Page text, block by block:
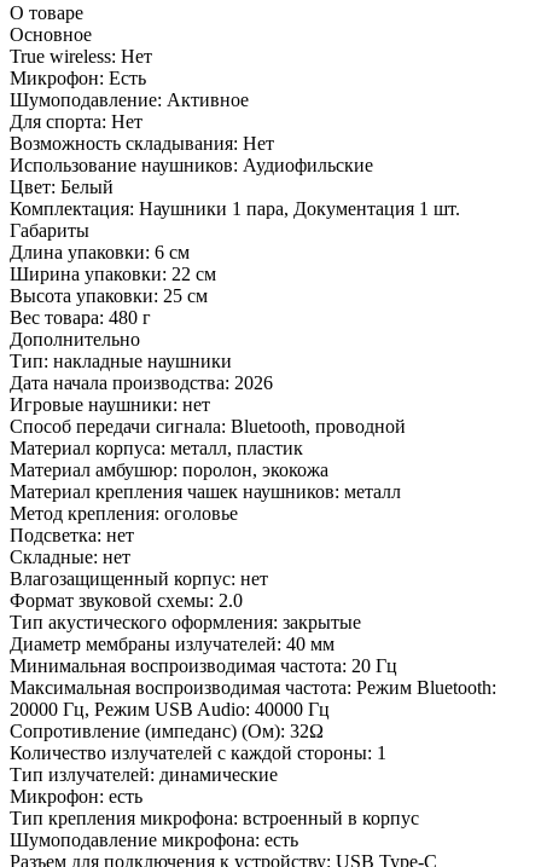
О товаре
Основное
True wireless: Нет
Микрофон: Есть
Шумоподавление: Активное
Для спорта: Нет
Возможность складывания: Нет
Использование наушников: Аудиофильские
Цвет: Белый
Комплектация: Наушники 1 пара, Документация 1 шт.
Габариты
Длина упаковки: 6 см
Ширина упаковки: 22 см
Высота упаковки: 25 см
Вес товара: 480 г
Дополнительно
Тип: накладные наушники
Дата начала производства: 2026
Игровые наушники: нет
Способ передачи сигнала: Bluetooth, проводной
Материал корпуса: металл, пластик
Материал амбушюр: поролон, экокожа
Материал крепления чашек наушников: металл
Метод крепления: оголовье
Подсветка: нет
Складные: нет
Влагозащищенный корпус: нет
Формат звуковой схемы: 2.0
Тип акустического оформления: закрытые
Диаметр мембраны излучателей: 40 мм
Минимальная воспроизводимая частота: 20 Гц
Максимальная воспроизводимая частота: Режим Bluetooth:
20000 Гц, Режим USB Audio: 40000 Гц
Сопротивление (импеданс) (Ом): 32Ω
Количество излучателей с каждой стороны: 1
Тип излучателей: динамические
Микрофон: есть
Тип крепления микрофона: встроенный в корпус
Шумоподавление микрофона: есть
Разъем для подключения к устройству: USB Type-C